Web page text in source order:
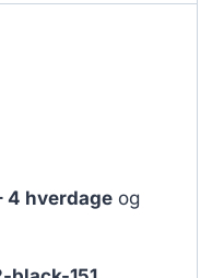
4 hverdage og